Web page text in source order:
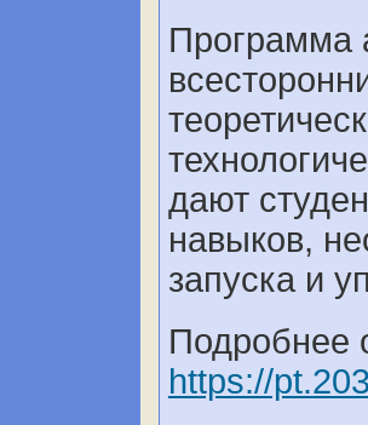
Программа
дают
навыков,
запуска и
Подробнее
https://